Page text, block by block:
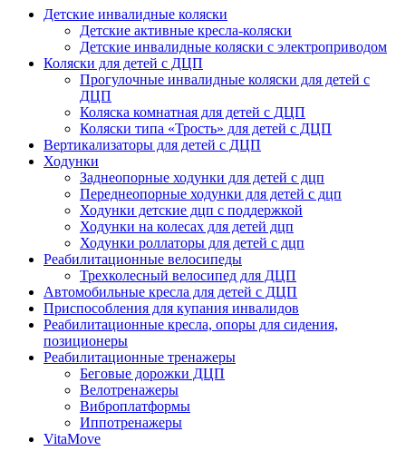
Детские инвалидные коляски
Детские активные кресла-коляски
Детские инвалидные коляски с электроприводом
Коляски для детей с ДЦП
Прогулочные инвалидные коляски для детей с
ДЦП
Коляска комнатная для детей с ДЦП
Коляски типа «Трость» для детей с ДЦП
Вертикализаторы для детей с ДЦП
Ходунки
Заднеопорные ходунки для детей с дцп
Переднеопорные ходунки для детей с дцп
Ходунки детские дцп с поддержкой
Ходунки на колесах для детей дцп
Ходунки роллаторы для детей с дцп
Реабилитационные велосипеды
Трехколесный велосипед для ДЦП
Автомобильные кресла для детей с ДЦП
Приспособления для купания инвалидов
Реабилитационные кресла, опоры для сидения,
позиционеры
Реабилитационные тренажеры
Беговые дорожки ДЦП
Велотренажеры
Виброплатформы
Иппотренажеры
VitaMove